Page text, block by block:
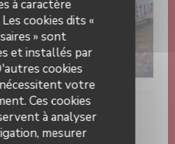
à caractère
cookies dits «
» sont
et installés par
cookies
votre
Ces cookies
à analyser
mesurer